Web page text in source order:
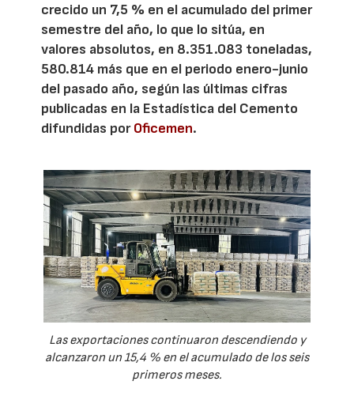
crecido un 7,5 % en el acumulado del primer
semestre del año, lo que lo sitúa, en
valores absolutos, en 8.351.083 toneladas,
580.814 más que en el periodo enero-junio
del pasado año, según las últimas cifras
publicadas en la Estadística del Cemento
difundidas porOficemen.
Las exportaciones continuaron descendiendo y
alcanzaron un 15,4 % en el acumulado de los seis
primeros meses.